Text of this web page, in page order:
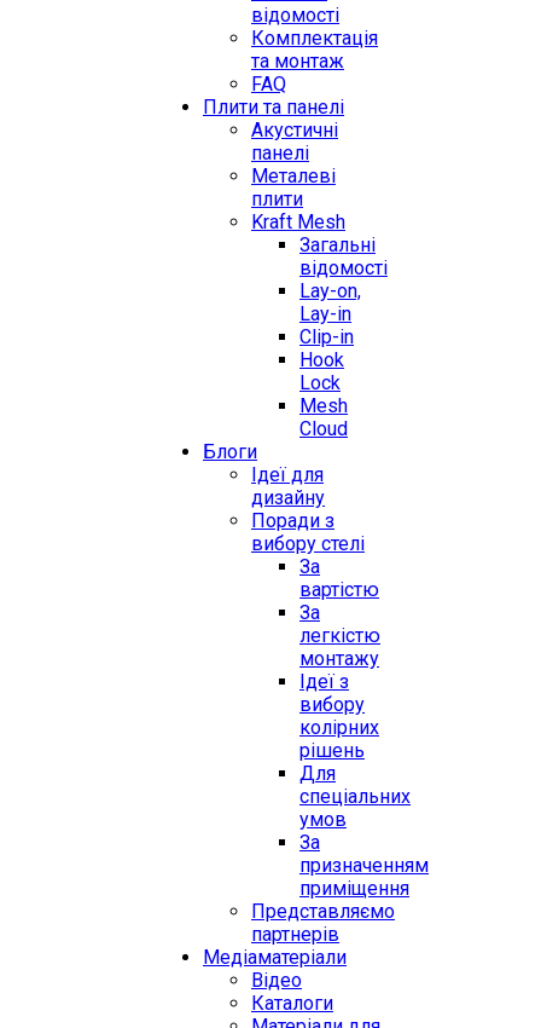
відомості
Комплектація
та монтаж
FAQ
Плити та панелі
Акустичні
панелі
Металеві
плити
Kraft Mesh
Загальні
відомості
Lay-on,
Lay-in
Clip-in
Hook
Lock
Mesh
Cloud
Блоги
Ідеї для
дизайну
Поради з
вибору стелі
За
вартістю
За
легкістю
монтажу
Ідеї з
вибору
колірних
рішень
Для
спеціальних
умов
За
призначенням
приміщення
Представляємо
партнерів
Медіаматеріали
Відео
Каталоги